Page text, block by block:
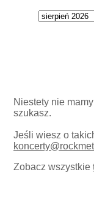
Niestety nie
szukasz.
Jeśli wiesz o
koncerty@
Zobacz wszystkie